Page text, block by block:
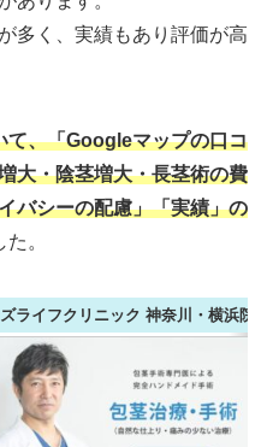
多く、実績もあり評価が高
て、「Googleマップの口コ
大・陰茎増大・長茎術の費
バシーの配慮」「実績」の
。
ライフクリニック 神奈川・横浜院